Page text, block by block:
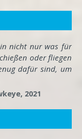
nicht nur was für
oder fliegen
dafür sind, um
2021